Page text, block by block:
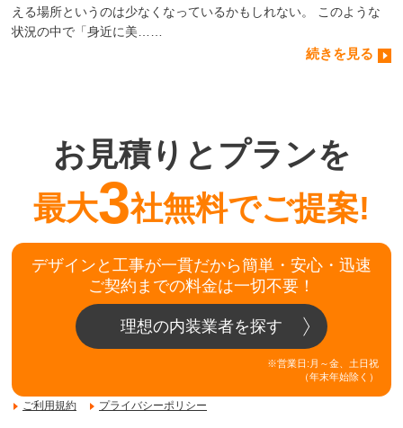
える場所というのは少なくなっているかもしれない。 このような
状況の中で「身近に美……
続きを見る
お見積りとプランを
最大3社無料でご提案!
デザインと工事が一貫だから簡単・安心・迅速
ご契約までの料金は一切不要！
理想の内装業者を探す
※営業日:月～金、土日祝
（年末年始除く）
ご利用規約 プライバシーポリシー